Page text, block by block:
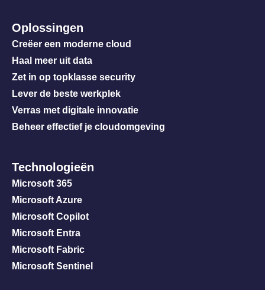
Oplossingen
Creëer een moderne cloud
Haal meer uit data
Zet in op topklasse security
Lever de beste werkplek
Verras met digitale innovatie
Beheer effectief je cloudomgeving
Technologieën
Microsoft 365
Microsoft Azure
Microsoft Copilot
Microsoft Entra
Microsoft Fabric
Microsoft Sentinel